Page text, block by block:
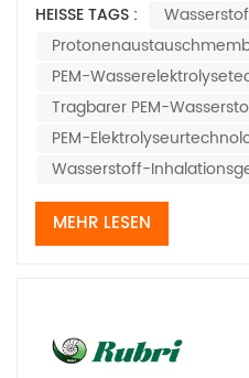
Öffentlichkeit. Dank der
Eigenschaften von
Elektrolysetechnologie
Wasserstoffinhalatore...
HEISSE TAGS :
PEM-
Tragbarer PEM-
PEM-
Wasserstoff-
MEHR LESEN